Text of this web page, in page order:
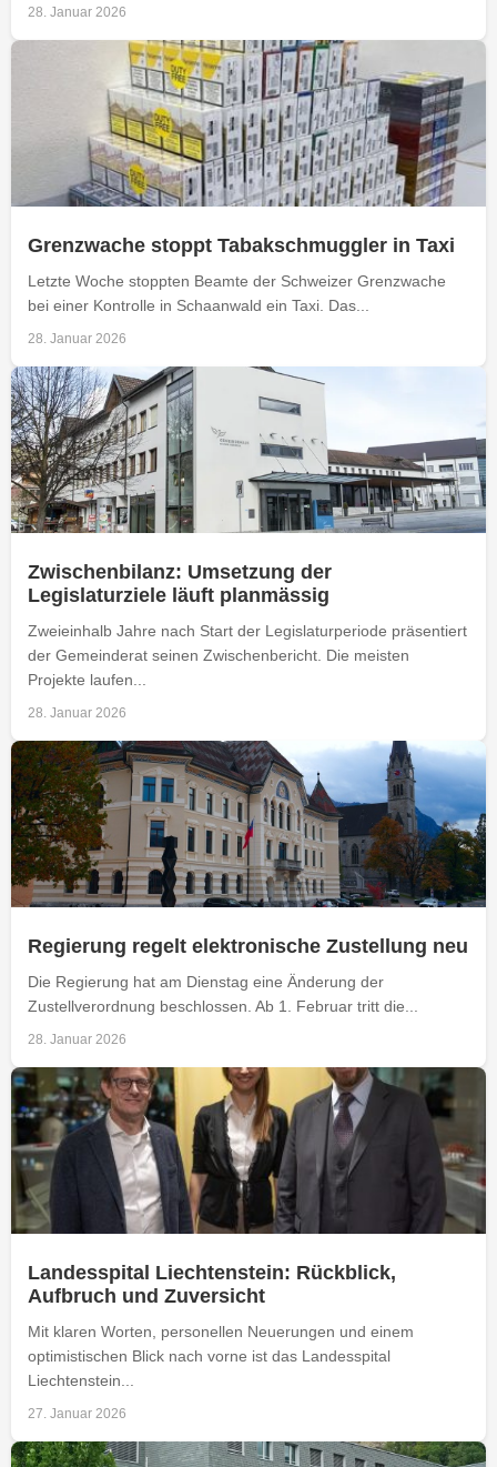
28. Januar 2026
Grenzwache stoppt Tabakschmuggler in Taxi
Letzte Woche stoppten Beamte der Schweizer Grenzwache
bei einer Kontrolle in Schaanwald ein Taxi. Das...
28. Januar 2026
Zwischenbilanz: Umsetzung der
Legislaturziele läuft planmässig
Zweieinhalb Jahre nach Start der Legislaturperiode präsentiert
der Gemeinderat seinen Zwischenbericht. Die meisten
Projekte laufen...
28. Januar 2026
Regierung regelt elektronische Zustellung neu
Die Regierung hat am Dienstag eine Änderung der
Zustellverordnung beschlossen. Ab 1. Februar tritt die...
28. Januar 2026
Landesspital Liechtenstein: Rückblick,
Aufbruch und Zuversicht
Mit klaren Worten, personellen Neuerungen und einem
optimistischen Blick nach vorne ist das Landesspital
Liechtenstein...
27. Januar 2026